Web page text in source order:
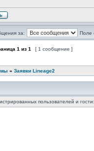
за: Поле
1 из 1 [ 1 сообщение ]
» Заявки Lineage2
пользователей и